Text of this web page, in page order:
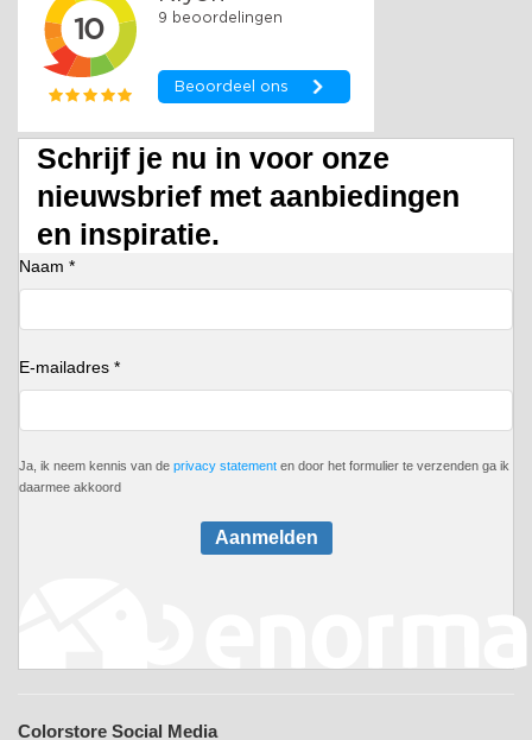
Schrijf je nu in voor onze
nieuwsbrief met aanbiedingen
en inspiratie.
Naam *
E-mailadres *
Ja, ik neem kennis van de privacy statement en door het formulier te verzenden ga ik
daarmee akkoord
Aanmelden
Colorstore Social Media